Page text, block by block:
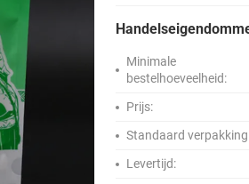
Minimale
bestelhoeveelheid:
Prijs:
Standaard
Levertijd: